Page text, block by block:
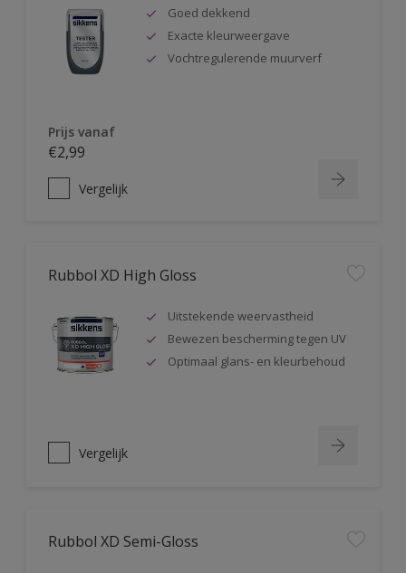
Goed dekkend
Exacte kleurweergave
Vochtregulerende muurverf
Prijs vanaf
€2,99
Vergelijk
Rubbol XD High Gloss
Uitstekende weervastheid
Bewezen bescherming tegen UV
Optimaal glans- en kleurbehoud
Vergelijk
Rubbol XD Semi-Gloss